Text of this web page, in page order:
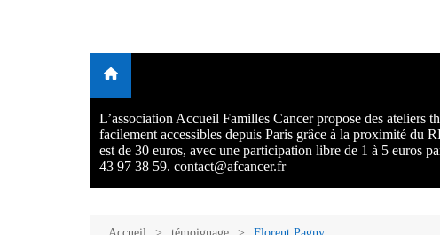
avec et après le cancer
Ecoute thérapeutique, sophrologie, sport adapté, art thérapie,
musico thérapie… . L'adhésion annuelle est de 30 euros avec une
participation libre de 1 à 5 euros par atelier sans obligation.
L’association Accueil Familles Cancer propose des ateliers
facilement accessibles depuis Paris grâce à la proximité du
est de 30 euros, avec une participation libre de 1 à 5 euros
43 97 38 59. contact@afcancer.fr